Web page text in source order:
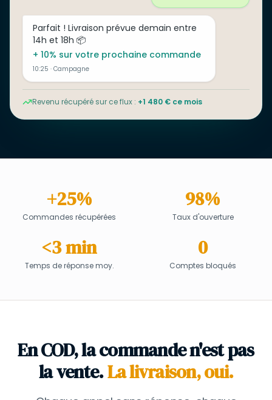
Parfait ! Livraison prévue demain entre
14h et 18h 📦
+ 10% sur votre prochaine commande
10:25 · Campagne
Revenu récupéré sur ce flux : +1 480 € ce mois
+25%
Commandes récupérées
98%
Taux d'ouverture
<3 min
Temps de réponse moy.
0
Comptes bloqués
En COD, la commande n'est pas
la vente.La livraison, oui.